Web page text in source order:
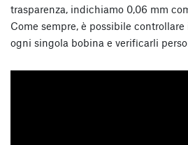
trasparenza, indichiamo 0,06 mm
Come sempre, è possibile
ogni singola bobina e verificarli